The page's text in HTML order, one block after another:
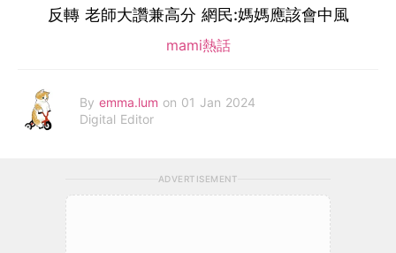
反轉 老師大讚兼高分 網民:媽媽應該會中風
mami熱話
By emma.lum on 01 Jan 2024
Digital Editor
ADVERTISEMENT